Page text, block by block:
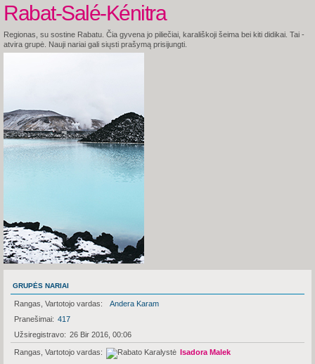
Rabat-Salé-Kénitra
Regionas, su sostine Rabatu. Čia gyvena jo piliečiai, karališkoji šeima bei kiti didikai. Tai -
atvira grupė. Nauji nariai gali siųsti prašymą prisijungti.
GRUPĖS NARIAI
Rangas, Vartotojo vardas
Andera Karam
Pranešimai
417
Užsiregistravo
26 Bir 2016, 00:06
Rangas, Vartotojo vardas Isadora Malek